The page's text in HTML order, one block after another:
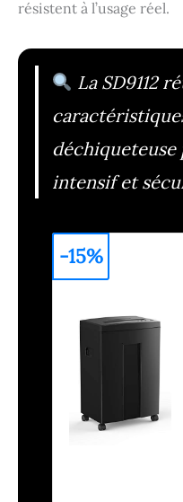
résistent à l’usage réel.
La SD9112
déchiqueteuse
intensif et
-15%